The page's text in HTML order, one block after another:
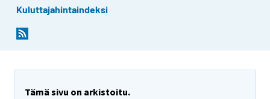
Kuluttajahintaindeksi
Tämä sivu on arkistoitu.